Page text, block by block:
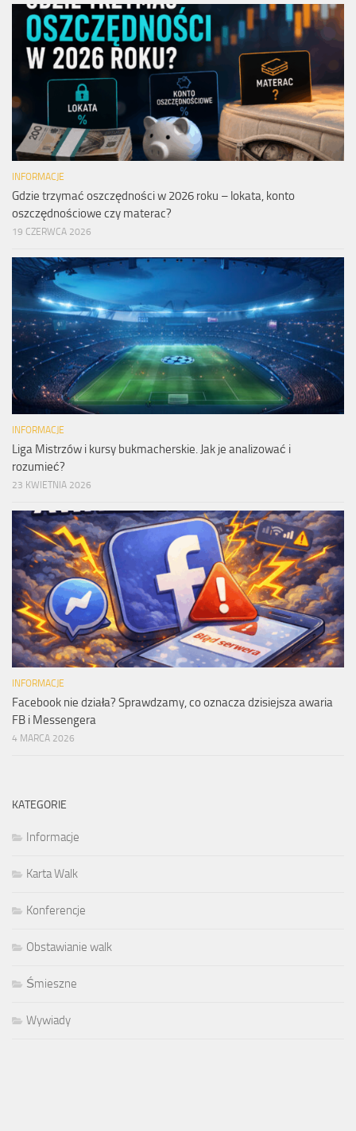
INFORMACJE
Gdzie trzymać oszczędności w 2026 roku – lokata, konto
oszczędnościowe czy materac?
19 CZERWCA 2026
INFORMACJE
Liga Mistrzów i kursy bukmacherskie. Jak je analizować i
rozumieć?
23 KWIETNIA 2026
INFORMACJE
Facebook nie działa? Sprawdzamy, co oznacza dzisiejsza awaria
FB i Messengera
4 MARCA 2026
KATEGORIE
Informacje
Karta Walk
Konferencje
Obstawianie walk
Śmieszne
Wywiady